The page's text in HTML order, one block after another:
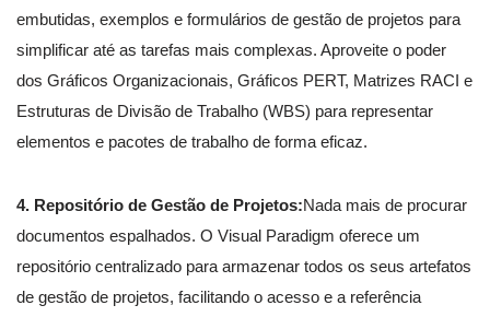
embutidas, exemplos e formulários de gestão de projetos para
simplificar até as tarefas mais complexas. Aproveite o poder
dos Gráficos Organizacionais, Gráficos PERT, Matrizes RACI e
Estruturas de Divisão de Trabalho (WBS) para representar
elementos e pacotes de trabalho de forma eficaz.
4. Repositório de Gestão de Projetos:Nada mais de procurar
documentos espalhados. O Visual Paradigm oferece um
repositório centralizado para armazenar todos os seus artefatos
de gestão de projetos, facilitando o acesso e a referência